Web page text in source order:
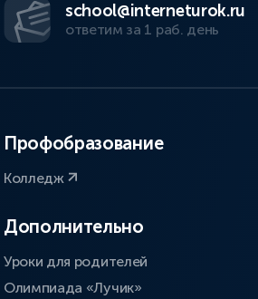
school@interneturok.ru
ответим за 1 раб. день
Профобразование
Колледж
Дополнительно
Уроки для родителей
Олимпиада «Лучик»